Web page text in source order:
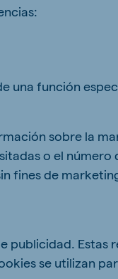
una función
sobre la
o el número
fines de
publicidad. Estas
se utilizan